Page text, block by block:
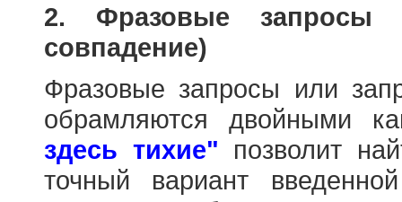
2. Фразовые запросы
совпадение)
Фразовые запросы или
обрамляются двойными
здесь тихие" позволит
точный вариант